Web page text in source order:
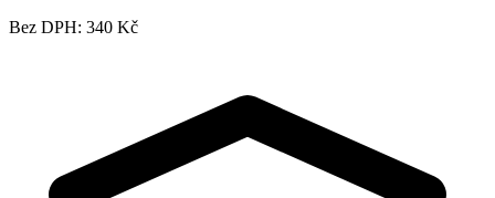
Bez DPH: 340 Kč